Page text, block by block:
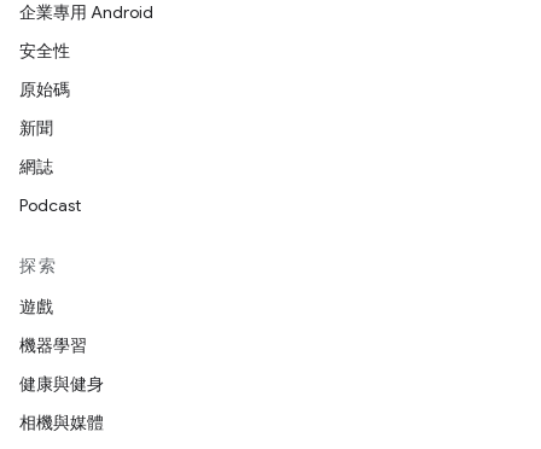
企業專用 Android
安全性
原始碼
新聞
網誌
Podcast
探索
遊戲
機器學習
健康與健身
相機與媒體